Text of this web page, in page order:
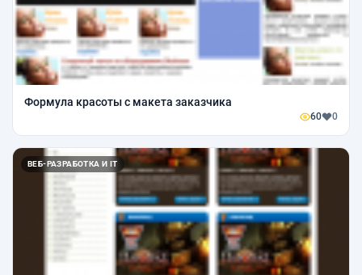
Формула красоты с макета заказчика
60 0
ВЕБ-РАЗРАБОТКА И IT